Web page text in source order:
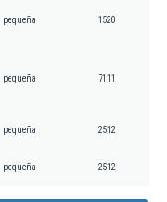
pequeña 1520
pequeña 7111
pequeña 2512
pequeña 2512